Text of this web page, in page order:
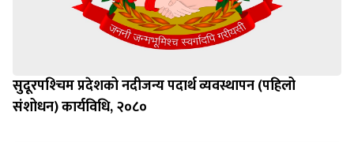
सुदूरपश्‍चिम प्रदेशको नदीजन्य पदार्थ व्यवस्थापन (पहिलो
संशोधन) कार्यविधि, २०८०